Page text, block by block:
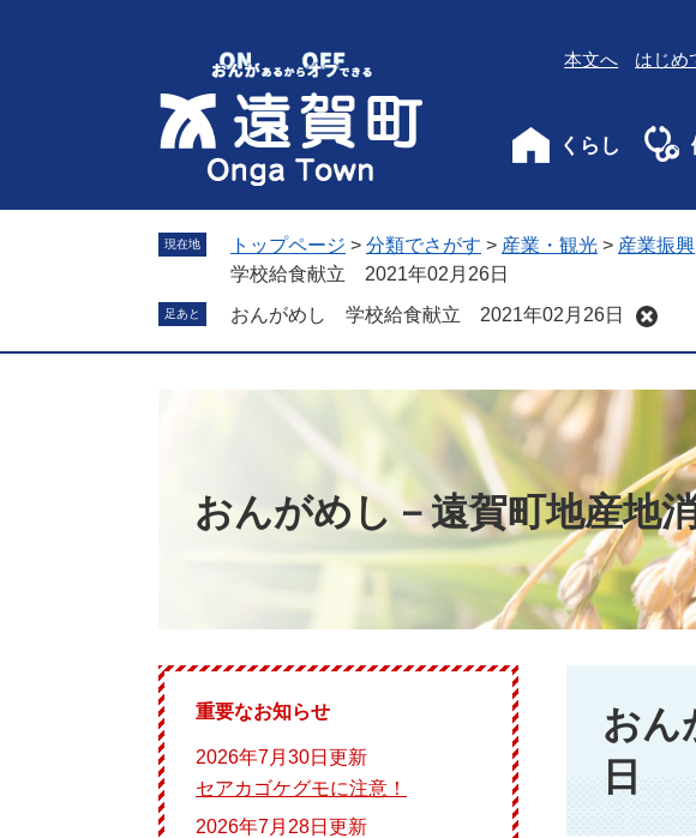
す
し
本文へ はじめ
くらし
現在地 トップページ > 分類でさがす > 産業・観光 > 産業振興
学校給食献立 2021年02月26日
足あと おんがめし 学校給食献立 2021年02月26日
おんがめし－遠賀町地産地
お
日
重要なお知らせ
2026年7月30日更新
セアカゴケグモに注意！
2026年7月28日更新